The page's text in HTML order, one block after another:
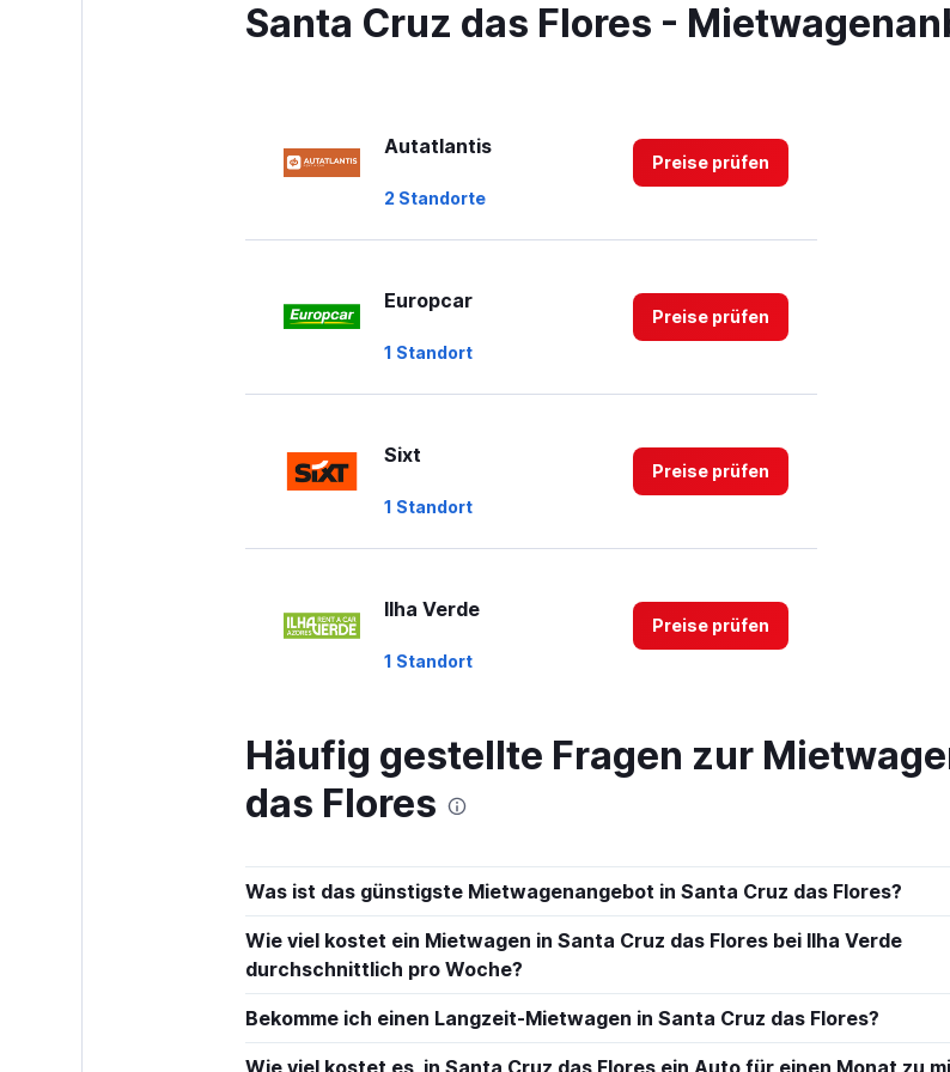
1
Santa Cruz das Flores -
Autatlantis
2 Standorte
Preise prüfen
Europcar
1 Standort
Preise prüfen
Sixt
1 Standort
Preise prüfen
Ilha Verde
1 Standort
Preise prüfen
ADDCAR RENTAL
1 Standort
Goldcar Rental SP
1 Standort
Preise prüfen
Häufig gestellte Fragen zur
das Flores
Was ist das günstigste Mietwagenangebot in Santa Cruz das Flores?
Wie viel kostet ein Mietwagen in Santa Cruz das Flores bei Ilha Verde
durchschnittlich pro Woche?
Bekomme ich einen Langzeit-Mietwagen in Santa Cruz das Flores?
Wie viel kostet es, in Santa Cruz das Flores ein Auto für einen Monat zu